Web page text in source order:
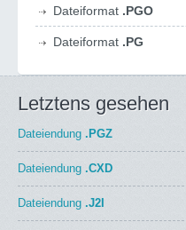
Dateiformat .PGO
Dateiformat .PG
Letztens gesehen
Dateiendung .PGZ
Dateiendung .CXD
Dateiendung .J2I